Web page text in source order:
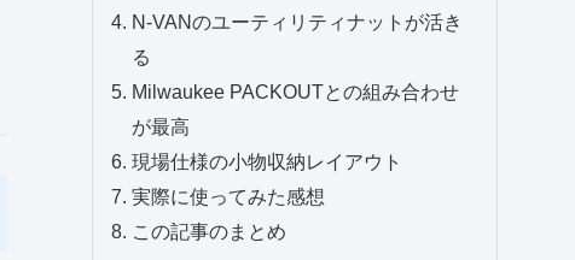
N-VANのユーティリティナットが活き
る
Milwaukee PACKOUTとの組み合わせ
が最高
現場仕様の小物収納レイアウト
実際に使ってみた感想
この記事のまとめ